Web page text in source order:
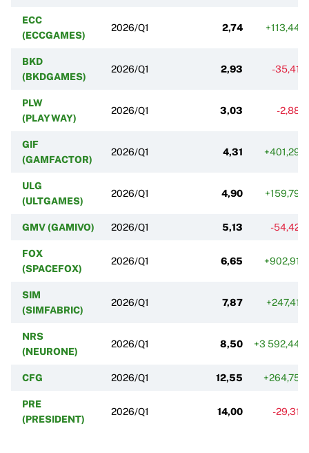
ECC
(ECCGAMES)
2026/Q1 2,74 +113,44%
BKD
(BKDGAMES)
2026/Q1 2,93 -35,41%
PLW
(PLAYWAY)
2026/Q1 3,03 -2,88%
GIF
(GAMFACTOR)
2026/Q1 4,31 +401,29%
ULG
(ULTGAMES)
2026/Q1 4,90 +159,79%
GMV (GAMIVO) 2026/Q1 5,13 -54,42%
FOX
(SPACEFOX)
2026/Q1 6,65 +902,91%
SIM
(SIMFABRIC)
2026/Q1 7,87 +247,41%
NRS
(NEURONE)
2026/Q1 8,50 +3 592,44%
CFG 2026/Q1 12,55 +264,75%
PRE
(PRESIDENT)
2026/Q1 14,00 -29,31%